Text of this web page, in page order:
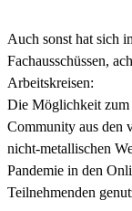
Auch sonst hat sich
Fachausschüssen,
Arbeitskreisen:
Die Möglichkeit zum
Community aus den
nicht-metallischen
Pandemie in den
Teilnehmenden